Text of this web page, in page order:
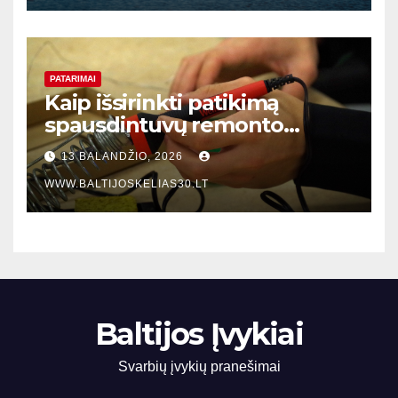
PATARIMAI
Kaip išsirinkti patikimą
spausdintuvų remonto
meistrą Klaipėdoje: praktinis
vadovas verslo įmonėms
13 BALANDŽIO, 2026
WWW.BALTIJOSKELIAS30.LT
Baltijos Įvykiai
Svarbių įvykių pranešimai